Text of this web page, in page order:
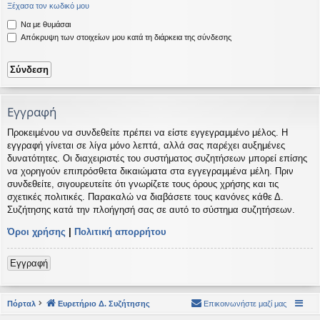
Ξέχασα τον κωδικό μου
Να με θυμάσαι
Απόκρυψη των στοιχείων μου κατά τη διάρκεια της σύνδεσης
Εγγραφή
Προκειμένου να συνδεθείτε πρέπει να είστε εγγεγραμμένο μέλος. Η
εγγραφή γίνεται σε λίγα μόνο λεπτά, αλλά σας παρέχει αυξημένες
δυνατότητες. Οι διαχειριστές του συστήματος συζητήσεων μπορεί επίσης
να χορηγούν επιπρόσθετα δικαιώματα στα εγγεγραμμένα μέλη. Πριν
συνδεθείτε, σιγουρευτείτε ότι γνωρίζετε τους όρους χρήσης και τις
σχετικές πολιτικές. Παρακαλώ να διαβάσετε τους κανόνες κάθε Δ.
Συζήτησης κατά την πλοήγησή σας σε αυτό το σύστημα συζητήσεων.
Όροι χρήσης | Πολιτική απορρήτου
Εγγραφή
Πόρταλ Ευρετήριο Δ. Συζήτησης Επικοινωνήστε μαζί μας